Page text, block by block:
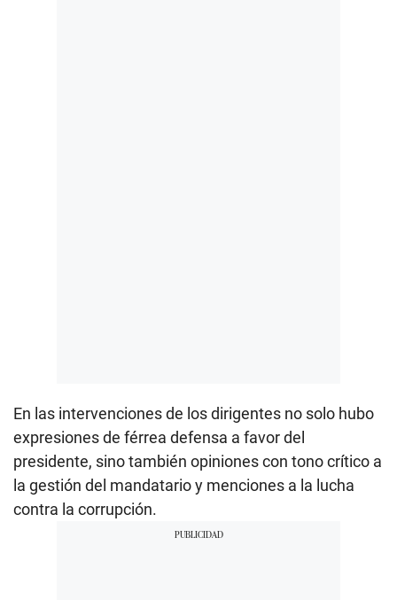
En las intervenciones de los dirigentes no solo hubo
expresiones de férrea defensa a favor del
presidente, sino también opiniones con tono crítico a
la gestión del mandatario y menciones a la lucha
contra la corrupción.